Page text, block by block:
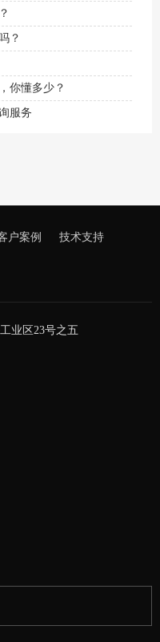
？
你懂多少？
服务
户案例 技术支持
业区23号之五